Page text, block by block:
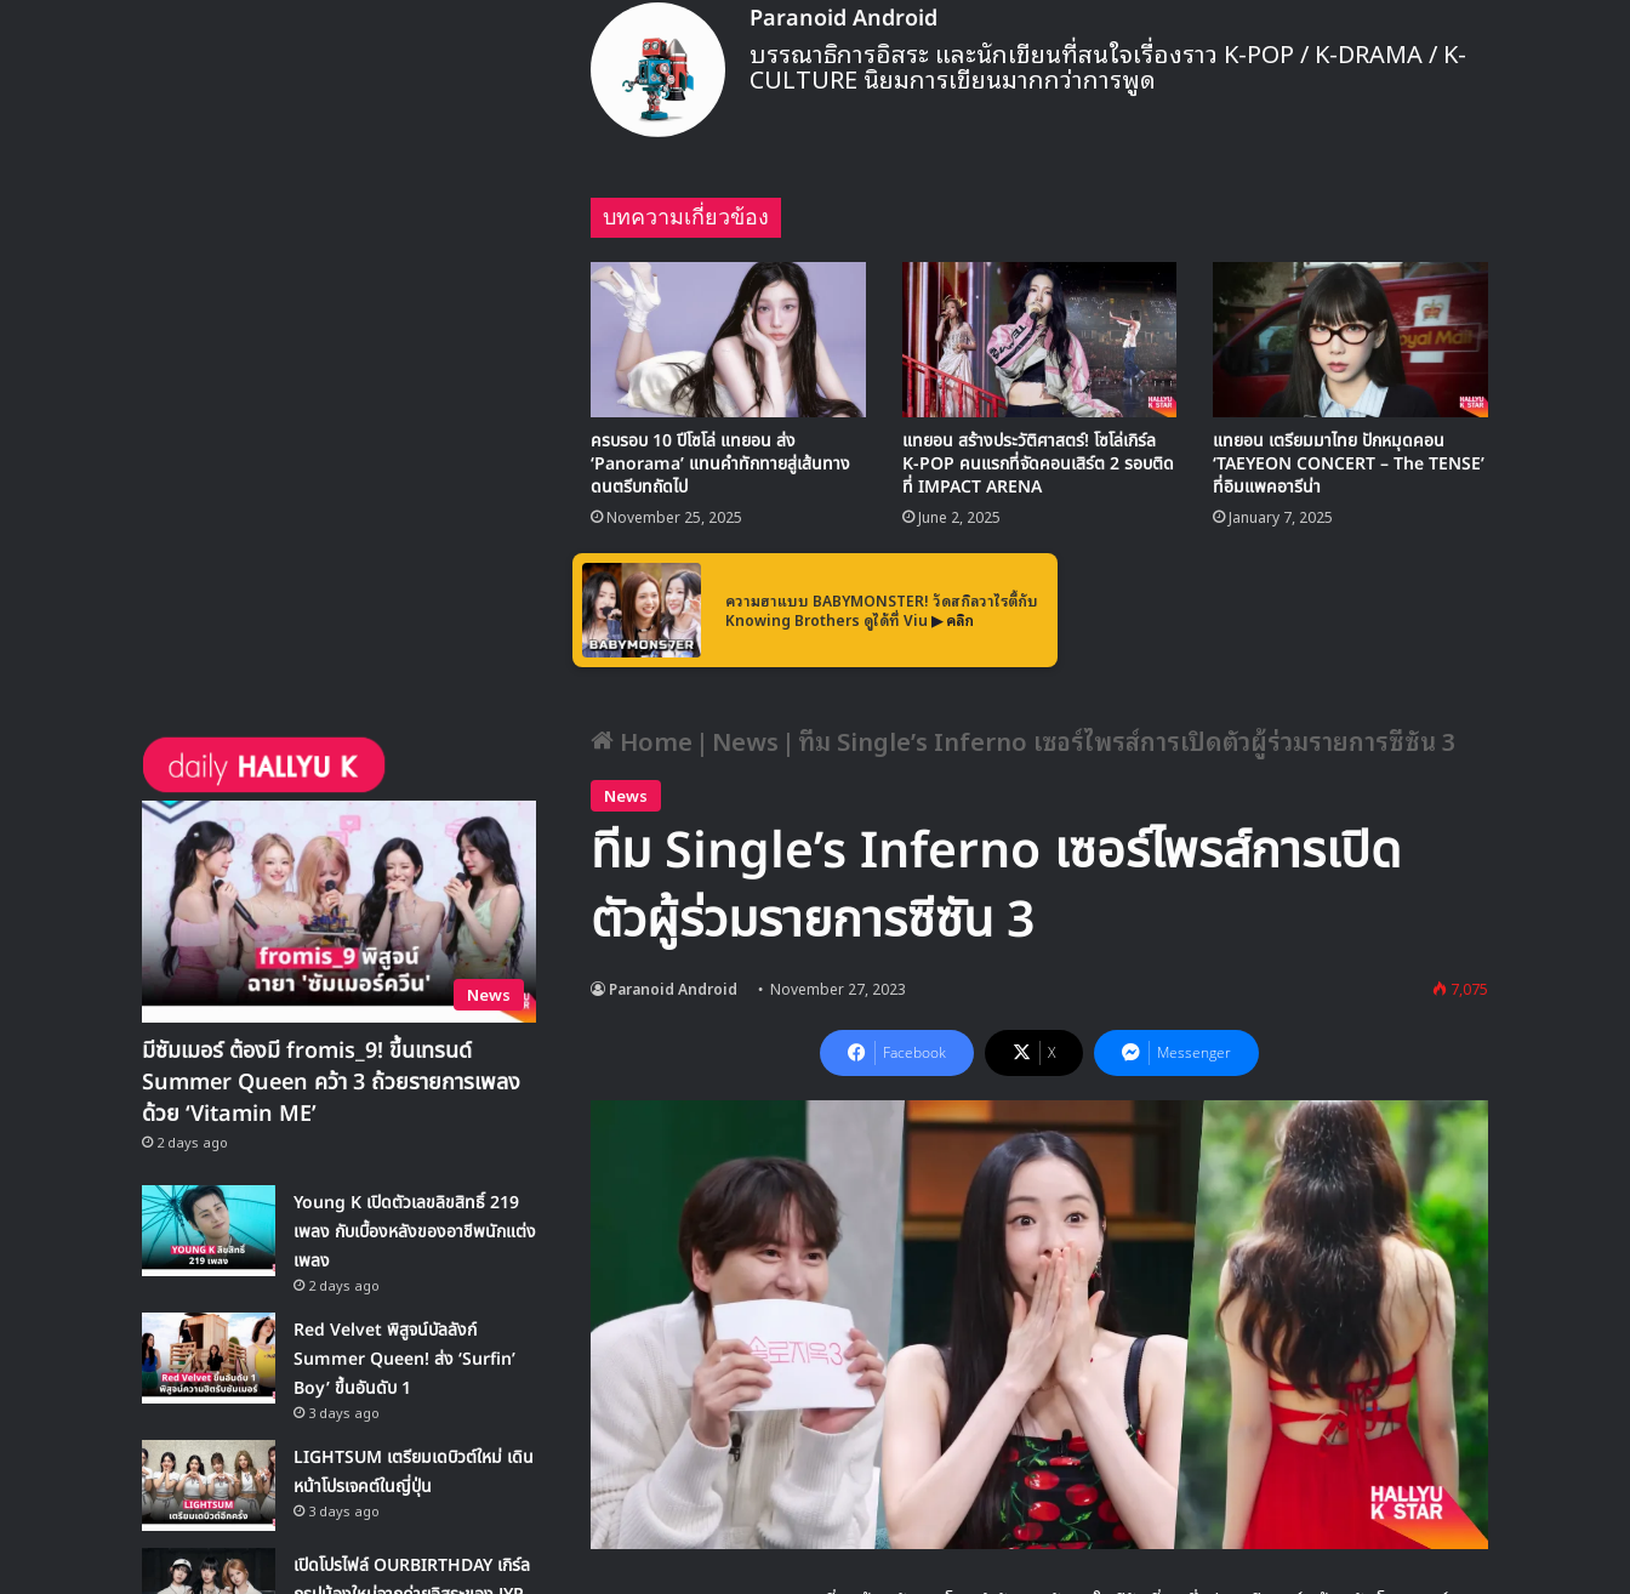
Paranoid Android
บรรณาธิการอิสระ และนักเขียนที่สนใจเรื่องราว K-POP / K-DRAMA / K-
CULTURE นิยมการเขียนมากกว่าการพูด
บทความเกี่ยวข้อง
ครบรอบ 10 ปีโซโล่ แทยอน ส่ง
‘Panorama’ แทนคำทักทายสู่เส้นทาง
ดนตรีบทถัดไป
November 25, 2025
แทยอน สร้างประวัติศาสตร์! โซโล่เกิร์ล
K-POP คนแรกที่จัดคอนเสิร์ต 2 รอบติด
ที่ IMPACT ARENA
June 2, 2025
แทยอน เตรียมมาไทย ปักหมุดคอน
‘TAEYEON CONCERT – The TENSE’
ที่อิมแพคอารีน่า
January 7, 2025
ความฮาแบบ BABYMONSTER! วัดสกิลวาไรตี้กับ
Knowing Brothers ดูได้ที่ Viu ▶ คลิก